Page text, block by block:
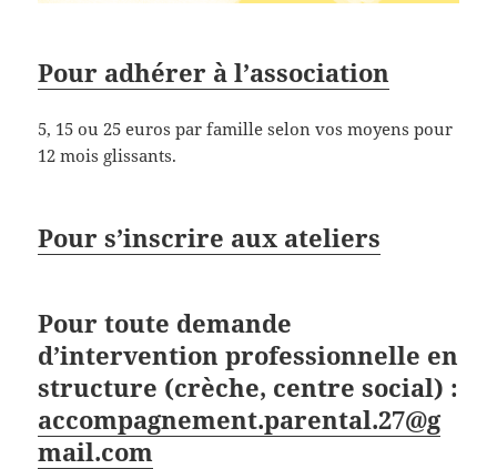
Pour adhérer à l’association
5, 15 ou 25 euros par famille selon vos moyens pour
12 mois glissants.
Pour s’inscrire aux ateliers
Pour toute demande
d’intervention professionnelle en
structure (crèche, centre social) :
accompagnement.parental.27@g
mail.com